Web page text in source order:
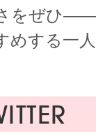
をぜひ――
めする一